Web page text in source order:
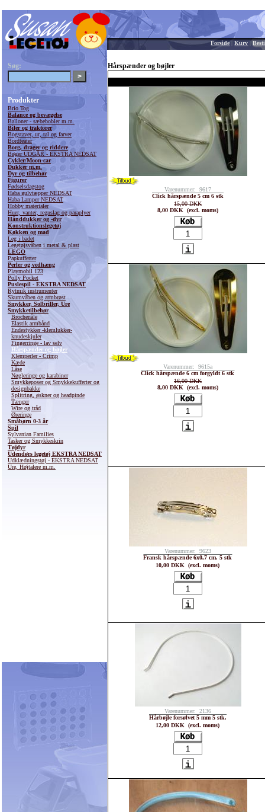
Forside|Kurv |
Søg:
Produkter
Brio Tog
Balance og bevægelse
Balloner - sæbebobler m.m.
Biler og traktorer
Bogstaver, ur, tal og farver
Bordteater
Borg, drager og riddere
Bøger UDGÅR - EKSTRA NEDSAT
Cykler/Moon-car
Dukker m.m.
Dyr og tilbehør
Figurer
Fødselsdagstog
Haba gulvtæpper NEDSAT
Haba Lamper NEDSAT
Hobby materialer
Huer, vanter, regnslag og paraplyer
Hånddukker og -dyr
Konstruktionslegetøj
Køkken og mad
Leg i badet
Legetøjsvåben i metal & plast
LEGO
Papkufferter
Perler og vedhæng
Playmobil 123
Polly Pocket
Puslespil - EKSTRA NEDSAT
Rytmik instrumenter
Skumvåben og armbrøst
Smykker, Solbriller, Ure
Smykketilbehør
Brochenåle
Elastik armbånd
Endestykker -klemlukker-
knudeskjuler
Fingerringe - lav selv
Hårspænder og bøjler
Klemperler - Crimp
Kæde
Låse
Nøgleringe og karabiner
Smykkeposer og Smykkekufferter og
designbakke
Splitring, øskner og headpinde
Tænger
Wire og tråd
Øreringe
Småbørn 0-3 år
Spil
Sylvanian Families
Tasker og Smykkeskrin
Tøjdyr
Udendørs legetøj EKSTRA NEDSAT
Udklædningstøj - EKSTRA NEDSAT
Ure, Højtalere m.m.
Hårspænder og bøjler
Varenummer: 9617
Click hårspænde 5 cm 6 stk
15,00 DKK
8,00 DKK (excl. moms)
Varenummer: 9615a
Click hårspænde 6 cm forgyldt 6 stk
16,00 DKK
8,00 DKK (excl. moms)
Varenummer: 9623
Fransk hårspænde 6x0,7 cm. 5 stk
10,00 DKK (excl. moms)
Varenummer: 2136
Hårbøjle forsølvet 5 mm 5 stk.
12,00 DKK (excl. moms)